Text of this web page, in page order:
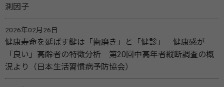
測因子
2026年02月26日
健康寿命を延ばす鍵は「歯磨き」と「健診」 健康感が
「良い」高齢者の特徴分析 第20回中高年者縦断調査の概
況より（日本生活習慣病予防協会）